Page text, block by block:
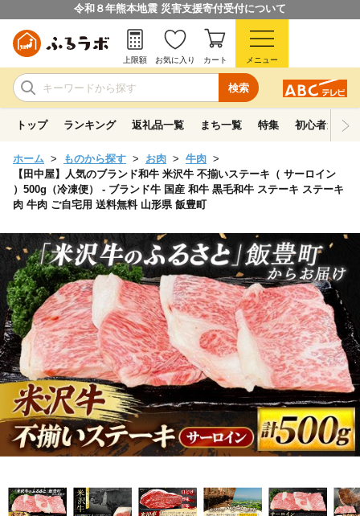
令和８年熊本地震 災害支援寄付受付について
検索
上限額 お気に入り カート メニュー
トップ ランキング 返礼品一覧 まち一覧 特集 初心者ガイド
ホーム ものから探す お肉
牛肉
【田中屋】人気のブランド和牛 米沢牛 不揃いステーキ（ サーロイン
）500g（冷凍便） - ブランド牛 国産 和牛 黒毛和牛 ステーキ ステーキ
肉 牛肉 ご自宅用 送料無料 山形県 飯豊町